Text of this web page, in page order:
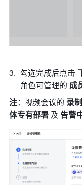
勾选完成后点击
角色可管理的 成
注：视频会议的 录
体专有部署 及 告警